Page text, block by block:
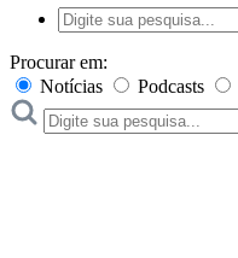
Procurar em:
Notícias
Podcasts